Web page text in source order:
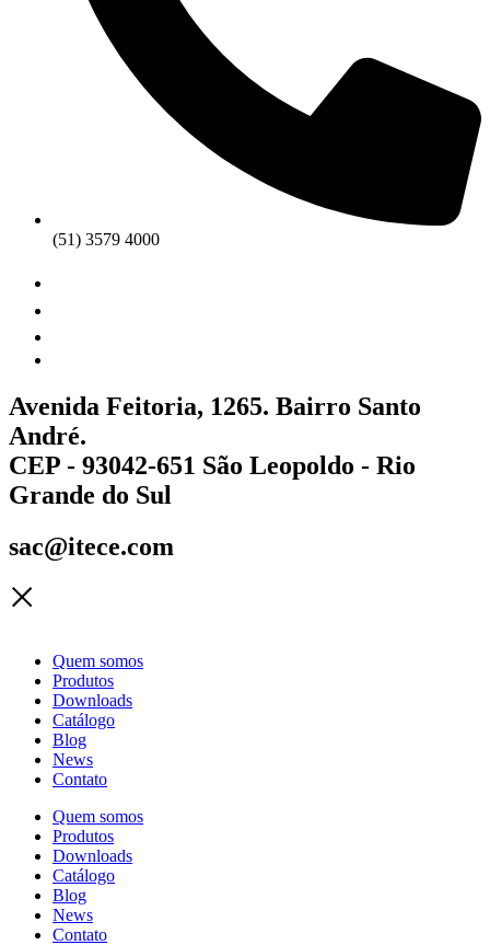
(51) 3579 4000
Avenida Feitoria, 1265. Bairro Santo
André.
CEP - 93042-651 São Leopoldo - Rio
Grande do Sul
sac@itece.com
Quem somos
Produtos
Downloads
Catálogo
Blog
News
Contato
Quem somos
Produtos
Downloads
Catálogo
Blog
News
Contato